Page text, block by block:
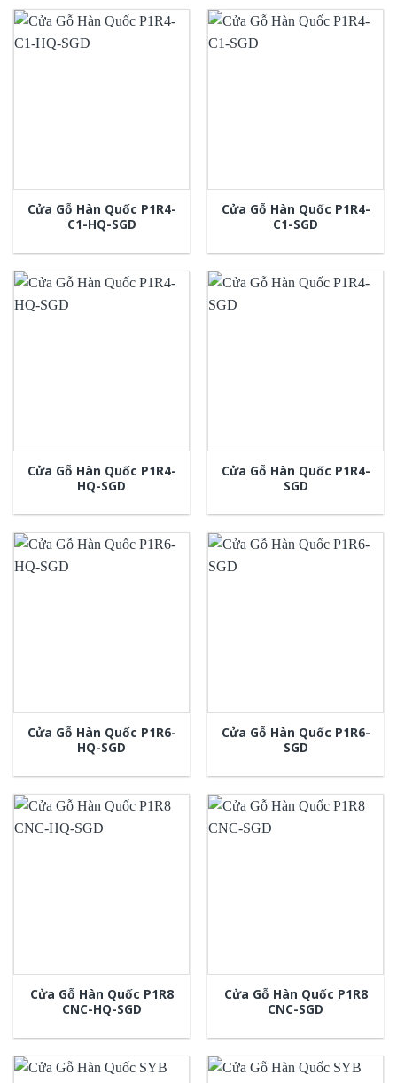
Cửa Gỗ Hàn Quốc P1R4-
C1-HQ-SGD
Cửa Gỗ Hàn Quốc P1R4-
C1-SGD
Cửa Gỗ Hàn Quốc P1R4-
HQ-SGD
Cửa Gỗ Hàn Quốc P1R4-
SGD
Cửa Gỗ Hàn Quốc P1R6-
HQ-SGD
Cửa Gỗ Hàn Quốc P1R6-
SGD
Cửa Gỗ Hàn Quốc P1R8
CNC-HQ-SGD
Cửa Gỗ Hàn Quốc P1R8
CNC-SGD